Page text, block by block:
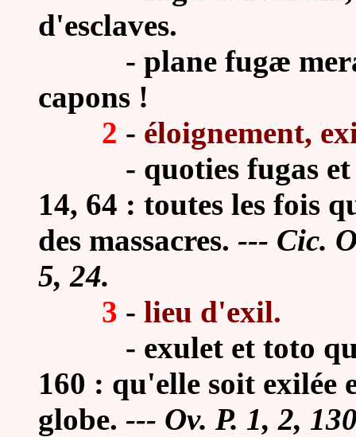
d'esclaves.
- plane fugæ meræ,
capons !
2 - éloignement,
- quoties fugas et
14, 64 : toutes les fois
des massacres. --- Cic.
5, 24.
3 - lieu d'exil.
- exulet et toto
160 : qu'elle soit exilée
globe. --- Ov. P. 1, 2,